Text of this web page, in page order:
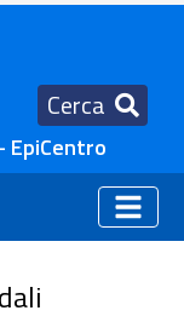
Cerca
EpiCentro